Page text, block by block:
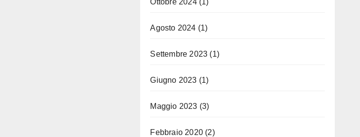
Ottobre 2024(1)
Agosto 2024 (1)
Settembre 2023 (1)
Giugno 2023 (1)
Maggio 2023 (3)
Febbraio 2020(2)